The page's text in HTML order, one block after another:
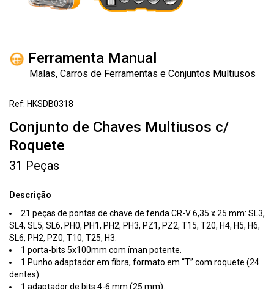
Ferramenta Manual
Malas, Carros de Ferramentas e Conjuntos Multiusos
Ref: HKSDB0318
Conjunto de Chaves Multiusos c/
Roquete
31 Peças
Descrição
21 peças de pontas de chave de fenda CR-V 6,35 x 25 mm: SL3,
SL4, SL5, SL6, PH0, PH1, PH2, PH3, PZ1, PZ2, T15, T20, H4, H5, H6,
SL6, PH2, PZ0, T10, T25, H3.
1 porta-bits 5x100mm com íman potente.
1 Punho adaptador em fibra, formato em “T” com roquete (24
dentes).
1 adaptador de bits 4-6 mm (25 mm).